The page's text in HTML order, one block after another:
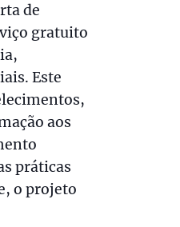
de
gratuito
Este
aos
práticas
o projeto